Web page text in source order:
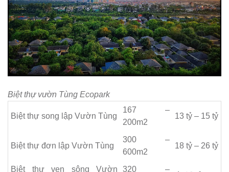
Biệt thự vườn Tùng Ecopark
Biệt thự song lập Vườn Tùng
167 –
200m2
13 tỷ – 15 tỷ
Biệt thự đơn lập Vườn Tùng
300 –
600m2
​18 tỷ – 26 tỷ
Biệt thự ven sông Vườn
320 –